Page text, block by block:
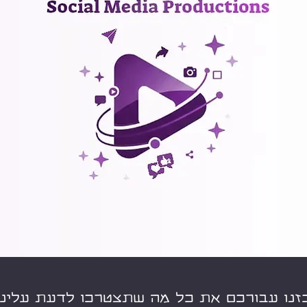
עבורכם את כל מה שתצטרכו לדעת